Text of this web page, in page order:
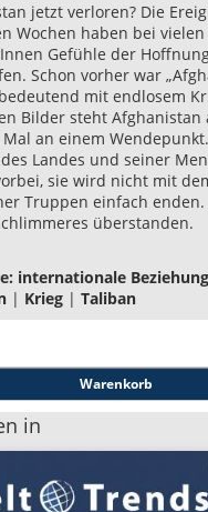
jetzt verloren? Die
Wochen haben bei vielen
Gefühle der
Schon vorher war
mit endlosem
Bilder steht Afghanistan
an einem
Landes und seiner
sie wird nicht mit
Truppen einfach
überstanden.
internationale
| Krieg | Taliban
in